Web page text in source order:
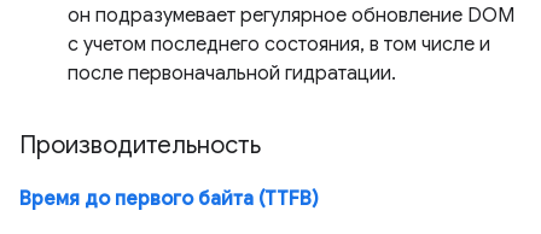
он подразумевает регулярное обновление DOM
с учетом последнего состояния, в том числе и
после первоначальной гидратации.
Производительность
Время до первого байта (TTFB)